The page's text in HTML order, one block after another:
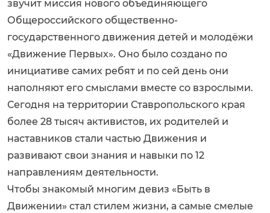
звучит миссия нового объединяющего
Общероссийского общественно-
государственного движения детей и молодёжи
«Движение Первых». Оно было создано по
инициативе самих ребят и по сей день они
наполняют его смыслами вместе со взрослыми.
Сегодня на территории Ставропольского края
более 28 тысяч активистов, их родителей и
наставников стали частью Движения и
развивают свои знания и навыки по 12
направлениям деятельности.
Чтобы знакомый многим девиз «Быть в
Движении» стал стилем жизни, а самые смелые